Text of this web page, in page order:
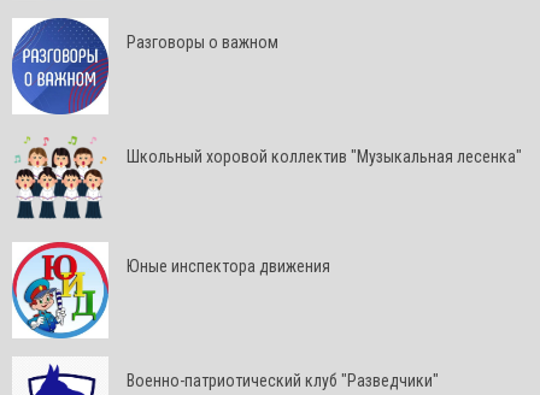
Разговоры о важном
Школьный хоровой коллектив "Музыкальная лесенка"
Юные инспектора движения
Военно-патриотический клуб "Разведчики"